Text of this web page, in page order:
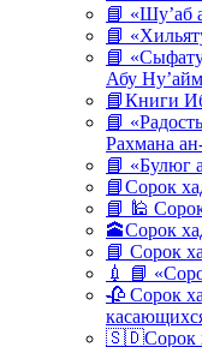
📘 «Шу’аб
📘
📘
Абу
📘Книги
📘
Рахмана
📘 «Булюг
📘Сорок
📘 🕌
🕋Сорок
📘 Сорок
💉 📘
🥀 Сорок
🇸🇩Сорок